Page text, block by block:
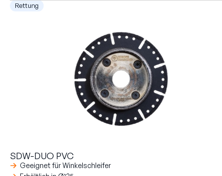
Rettung
SDW-DUO PVC
Geeignet für Winkelschleifer